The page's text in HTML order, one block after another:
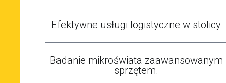
Efektywne usługi logistyczne w stolicy
Badanie mikroświata zaawansowanym
sprzętem.